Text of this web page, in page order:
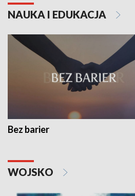
NAUKA I EDUKACJA
Bez barier
WOJSKO